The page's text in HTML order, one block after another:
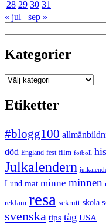
28 29 30 31
« jul
sep »
Kategorier
Kategorier
Etiketter
#blogg100
död England fest film fotboll
Julkalendern
Lund mat minne minnen
reklam resa sekrutt skola
svenska tips tåg USA